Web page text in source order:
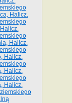
Halicz.
Halicz.
Halicz.
Halicz.
Halicz.